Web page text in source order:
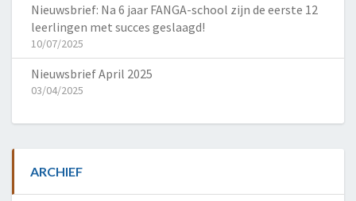
Nieuwsbrief: Na 6 jaar FANGA-school zijn de eerste 12
leerlingen met succes geslaagd!
10/07/2025
Nieuwsbrief April 2025
03/04/2025
ARCHIEF